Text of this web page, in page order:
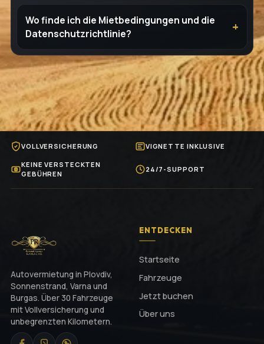
Wo finde ich die Mietbedingungen und die
Datenschutzrichtlinie?
VOLLVERSICHERUNG VIGNETTE INKLUSIVE
KEINE VERSTECKTEN
GEBÜHREN
24/7-SUPPORT
Autovermietung in Plovdiv,
Sonnenstrand, Varna und
Burgas. Über 30 Fahrzeuge
mit Vollversicherung und
unbegrenzten Kilometern.
ENTDECKEN
Startseite
Fahrzeuge
Jetzt buchen
Über uns